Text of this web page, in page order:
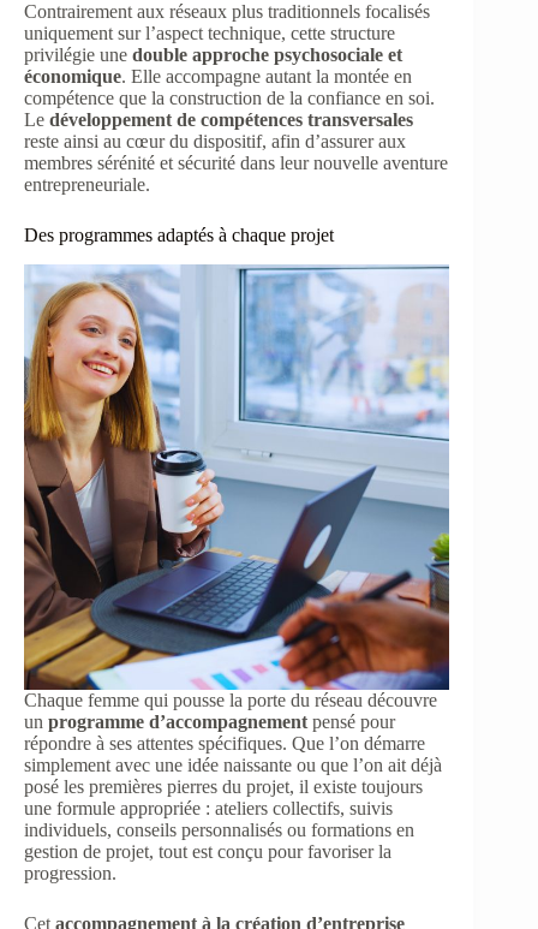
Contrairement aux réseaux plus traditionnels focalisés
uniquement sur l’aspect technique, cette structure
privilégie une double approche psychosociale et
économique. Elle accompagne autant la montée en
compétence que la construction de la confiance en soi.
Le développement de compétences transversales
reste ainsi au cœur du dispositif, afin d’assurer aux
membres sérénité et sécurité dans leur nouvelle aventure
entrepreneuriale.
Des programmes adaptés à chaque projet
Chaque femme qui pousse la porte du réseau découvre
un programme d’accompagnement pensé pour
répondre à ses attentes spécifiques. Que l’on démarre
simplement avec une idée naissante ou que l’on ait déjà
posé les premières pierres du projet, il existe toujours
une formule appropriée : ateliers collectifs, suivis
individuels, conseils personnalisés ou formations en
gestion de projet, tout est conçu pour favoriser la
progression.
Cet accompagnement à la création d’entreprise